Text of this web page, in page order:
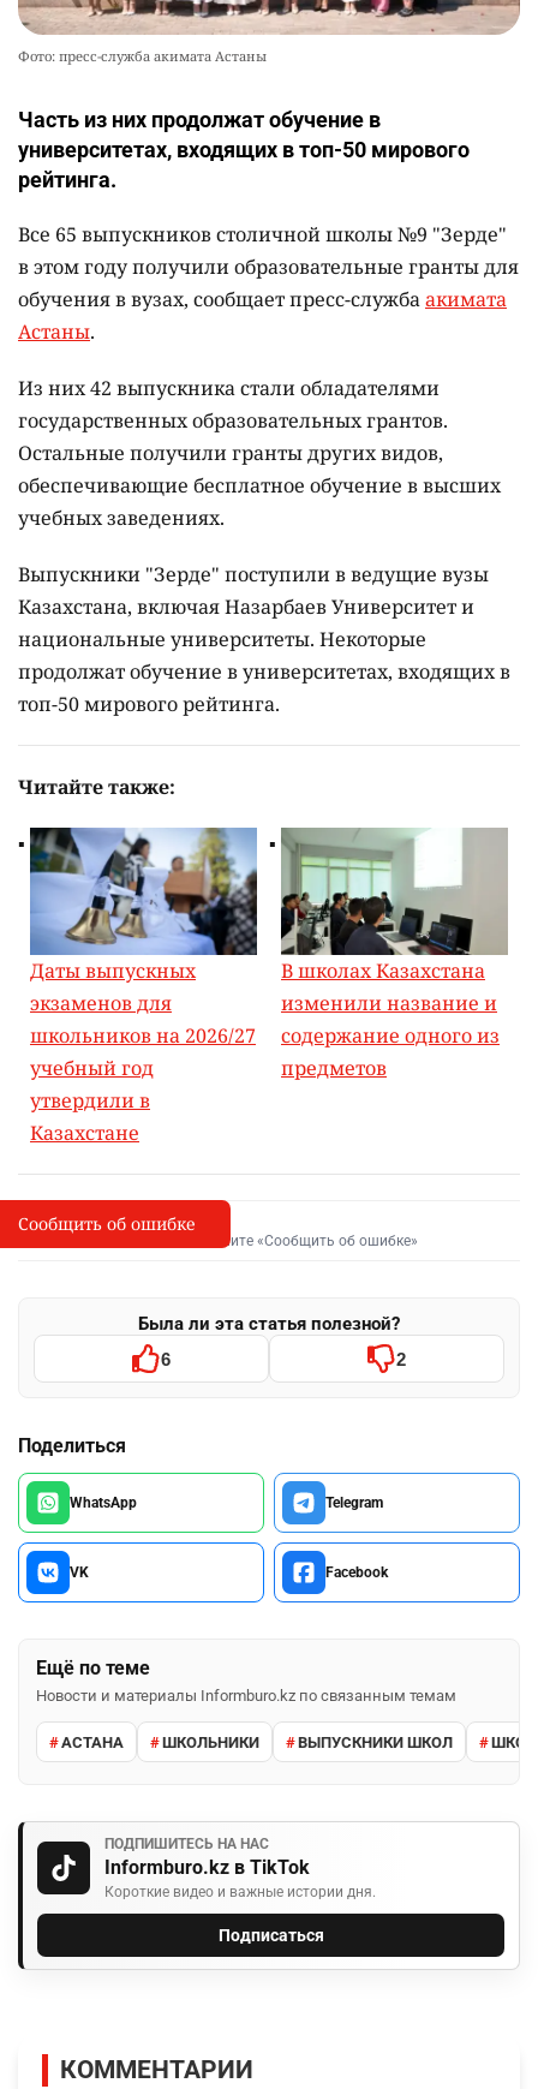
Фото: пресс-служба акимата Астаны
Часть из них продолжат обучение в
университетах, входящих в топ-50 мирового
рейтинга.
Все 65 выпускников столичной школы №9 "Зерде"
в этом году получили образовательные гранты для
обучения в вузах, сообщает пресс-службаакимата
Астаны.
Из них 42 выпускника стали обладателями
государственных образовательных грантов.
Остальные получили гранты других видов,
обеспечивающие бесплатное обучение в высших
учебных заведениях.
Выпускники "Зерде" поступили в ведущие вузы
Казахстана, включая Назарбаев Университет и
национальные университеты. Некоторые
продолжат обучение в университетах, входящих в
топ-50 мирового рейтинга.
Читайте также:
Даты выпускных
экзаменов для
школьников на 2026/27
учебный год
утвердили в
Казахстане
В школах Казахстана
изменили название и
содержание одного из
предметов
I
Сообщить об опечатке
Выделите фрагмент и нажмите «Сообщить об ошибке»
Была ли эта статья полезной?
6 2
Поделиться
WhatsApp Telegram
VK Facebook
Ещё по теме
Новости и материалы Informburo.kz по связанным темам
АСТАНА ШКОЛЬНИКИ ВЫПУСКНИКИ ШКОЛ
ПОДПИШИТЕСЬ НА НАС
Informburo.kz в TikTok
Короткие видео и важные истории дня.
Подписаться
Сообщить об ошибке
КОММЕНТАРИИ